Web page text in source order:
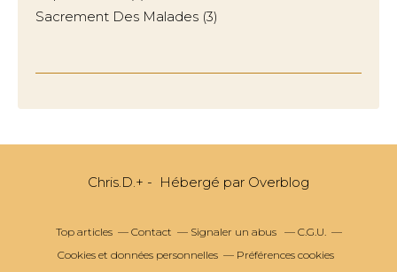
Sacrement Des Malades (3)
Chris.D.+ - Hébergé par Overblog
Top articles Contact Signaler un abus
C.G.U.
Cookies et données personnelles
Préférences cookies